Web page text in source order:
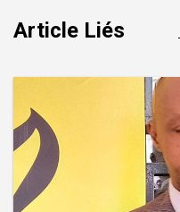
Article Liés